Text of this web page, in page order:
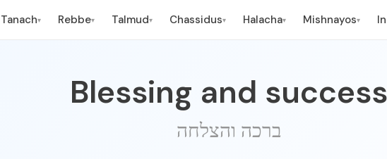
Tanach▾ Rebbe▾ Talmud▾ Chassidus▾ Halacha▾ Mishnayos▾
Blessing and success
ברכה והצלחה